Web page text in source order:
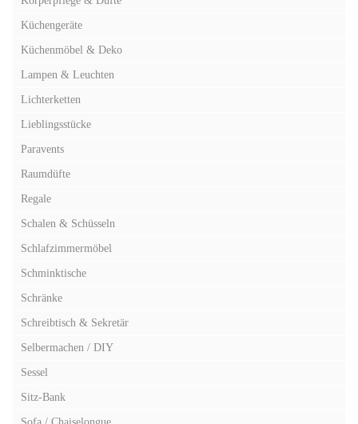
Küchengeräte
Küchenmöbel & Deko
Lampen & Leuchten
Lichterketten
Lieblingsstücke
Paravents
Raumdüfte
Regale
Schalen & Schüsseln
Schlafzimmermöbel
Schminktische
Schränke
Schreibtisch & Sekretär
Selbermachen / DIY
Sessel
Sitz-Bank